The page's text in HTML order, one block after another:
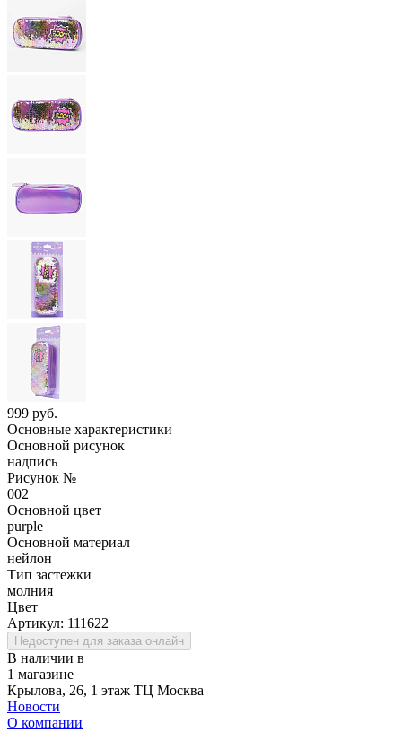
999 руб.
Основные характеристики
Основной рисунок
надпись
Рисунок №
002
Основной цвет
purple
Основной материал
нейлон
Тип застежки
молния
Цвет
Артикул: 111622
Недоступен для заказа онлайн
В наличии в
1 магазине
Крылова, 26, 1 этаж ТЦ Москва
Новости
О компании